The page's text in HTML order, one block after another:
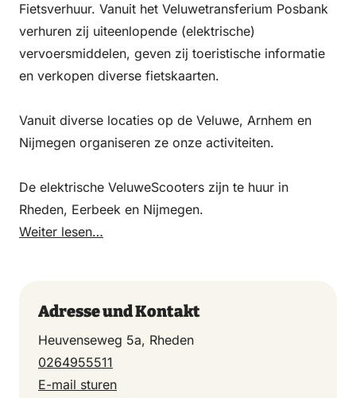
Fietsverhuur. Vanuit het Veluwetransferium Posbank
verhuren zij uiteenlopende (elektrische)
vervoersmiddelen, geven zij toeristische informatie
en verkopen diverse fietskaarten.
Vanuit diverse locaties op de Veluwe, Arnhem en
Nijmegen organiseren ze onze activiteiten.
De elektrische VeluweScooters zijn te huur in
Rheden, Eerbeek en Nijmegen.
Weiter lesen…
Adresse und Kontakt
Heuvenseweg 5a, Rheden
0264955511
E-mail sturen